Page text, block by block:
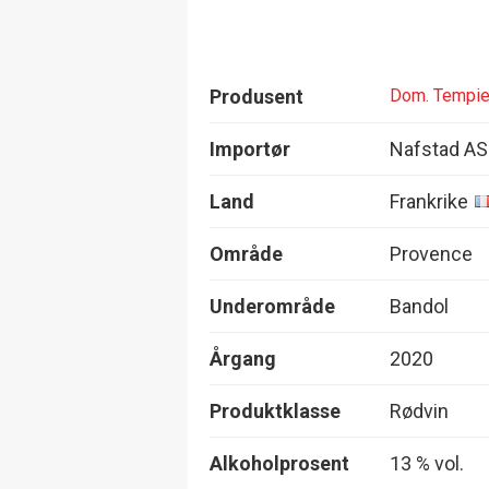
Produsent Dom.
Importør Nafstad AS
Land Frankrike
Område Provence
Underområde Bandol
Årgang 2020
Produktklasse Rødvin
Alkoholprosent 13 % vol.